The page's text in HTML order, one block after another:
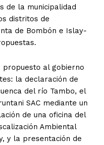
de la municipalidad
distritos de
de Bombón e Islay-
propuesto al gobierno
la declaración de
del río Tambo, el
SAC mediante un
de una oficina del
Ambiental
y la presentación de